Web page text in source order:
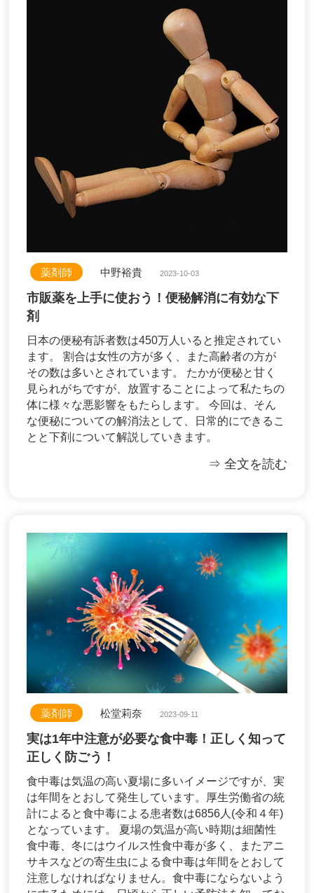
薬剤師 中野裕貴 2023-10-03
市販薬を上手に使おう！便秘解消に有効な下
剤
日本の便秘有訴者数は450万人いると推定されてい
ます。 割合は女性の方が多く、また高齢者の方が
その数は多いとされています。 たかが便秘と甘く
見られがちですが、放置することによって私たちの
体に様々な悪影響をもたらします。 今回は、そん
な便秘についての解消法として、日常的にできるこ
とと下剤について解説していきます。
⇒ 全文を読む
薬剤師 松堂莉奈 2023-09-11
実は1年中注意が必要な食中毒！正しく知って
正しく防ごう！
食中毒は気温の高い夏場に多いイメージですが、実
は年間をとおして発生しています。厚生労働省の統
計によると食中毒による患者数は6856人(令和４年)
となっています。 夏場の気温が高い時期は細菌性
食中毒、冬にはウイルス性食中毒が多く、またアニ
サキスなどの寄生虫による食中毒は年間をとおして
注意しなければなりません。食中毒にならないよう